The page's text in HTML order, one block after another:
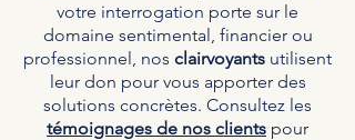
votre interrogation porte sur le
domaine sentimental, financier ou
professionnel, nos clairvoyants utilisent
leur don pour vous apporter des
solutions concrètes. Consultez les
témoignages de nos clients pour